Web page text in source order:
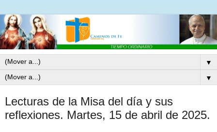
▼
▼
Lecturas de la Misa del día y sus
reflexiones. Martes, 15 de abril de 2025.